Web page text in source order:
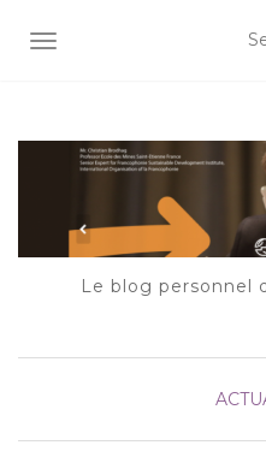
AFFICHER/MASQUER LA
Le blog personnel